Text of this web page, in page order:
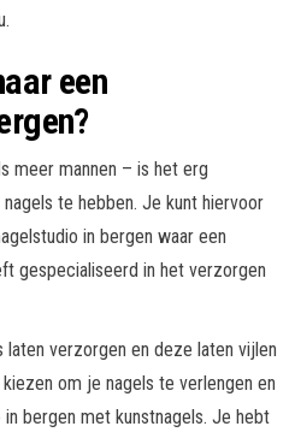
een
meer mannen – is het erg
te hebben. Je kunt hiervoor
in bergen waar een
gespecialiseerd in het verzorgen
verzorgen en deze laten vijlen
om je nagels te verlengen en
bergen met kunstnagels. Je hebt